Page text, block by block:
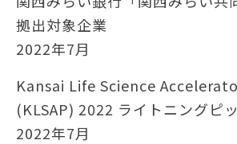
拠出対象企業
2022年7⽉
Kansai Life Science
(KLSAP) 2022 ライトニングピ
2022年7⽉